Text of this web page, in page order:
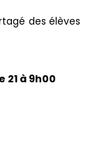
des élèves
à 9h00